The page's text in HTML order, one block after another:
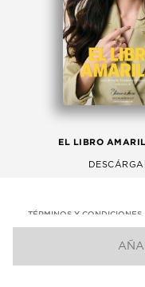
EL LIBRO
TÉRMINOS Y CONDICIONES